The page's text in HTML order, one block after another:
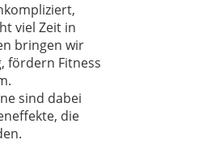
viel Zeit in
bringen wir
fördern Fitness
sind dabei
die